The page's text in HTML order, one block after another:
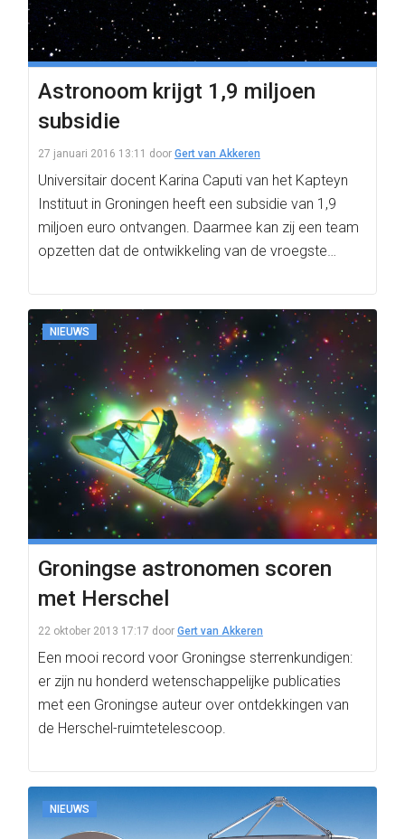
Astronoom krijgt 1,9 miljoen
subsidie
27 januari 2016 13:11 door Gert van Akkeren
Universitair docent Karina Caputi van het Kapteyn
Instituut in Groningen heeft een subsidie van 1,9
miljoen euro ontvangen. Daarmee kan zij een team
opzetten dat de ontwikkeling van de vroegste…
NIEUWS
Groningse astronomen scoren
met Herschel
22 oktober 2013 17:17 door Gert van Akkeren
Een mooi record voor Groningse sterrenkundigen:
er zijn nu honderd wetenschappelijke publicaties
met een Groningse auteur over ontdekkingen van
de Herschel-ruimtetelescoop.
NIEUWS